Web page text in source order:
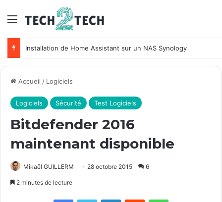
Menu
Accueil / Logiciels
Logiciels Sécurité Test Logiciels
Bitdefender 2016
maintenant disponible
Mikaël GUILLERM 28 octobre 2015 6
2 minutes de lecture